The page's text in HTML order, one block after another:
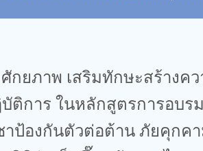
กยภาพ เสริมทักษะสร้างค
ติการ ในหลักสูตรการอบร
าป้องกันตัวต่อต้าน ภัยคุกค